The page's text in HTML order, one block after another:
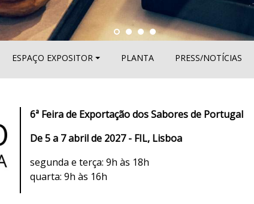
ESPAÇO EXPOSITOR PLANTA PRESS/NOTÍCIAS
6ª Feira de Exportação dos Sabores de Portugal
De 5 a 7 abril de 2027 - FIL, Lisboa
segunda e terça: 9h às 18h
quarta: 9h às 16h